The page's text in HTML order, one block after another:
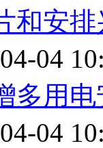
和安
04
多用
04